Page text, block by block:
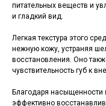
питательных веществ и
и гладкий вид.
Легкая текстура этого
нежную кожу, устраняя
восстановления. Оно
чувствительность губ к
Благодаря
эффективно